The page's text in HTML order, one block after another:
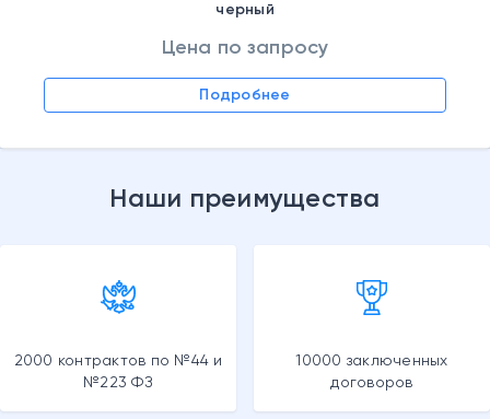
черный
Цена по запросу
Подробнее
Наши преимущества
2000 контрактов по №44 и
№223 ФЗ
10000 заключенных
договоров